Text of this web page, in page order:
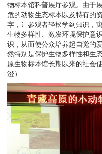
物标本馆科普展厅参观。由于
危的动物生态标本以及特有的
字，让参观者轻松学到知识，
生物多样性、激发环境保护意
识，从而使公众培养起自觉的
然特别是保护生物多样性和生
原生物标本馆长期以来的社会
澄）